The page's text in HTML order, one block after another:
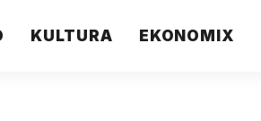
KULTURA EKONOMIX